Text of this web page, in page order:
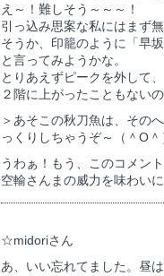
え～！難しそう～～～！
引っ込み思案な私にはまず
そうか、印籠のように「早
と言ってみようかな。
とりあえずピークを外して
２階に上がったこともない
＞あそこの秋刀魚は、その
っくりしちゃうぞ～（＾O＾
うわぁ！もう、このコメン
空輸さんまの威力を味わい
☆midoriさん
あ、いい忘れてました。昼